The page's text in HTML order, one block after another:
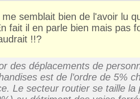
me semblait bien de l'avoir lu
fait il en parle bien mais pas
!!?
des déplacements de
est de l’ordre de 5%
Le secteur routier se taille la